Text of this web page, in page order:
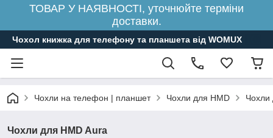
ТОВАР У НАЯВНОСТІ, уточнюйте терміни
доставки.
Чохол книжка для телефону та планшета від WOMUX
Чохли на телефон | планшет Чохли для HMD Чохли
Чохли для HMD Aura